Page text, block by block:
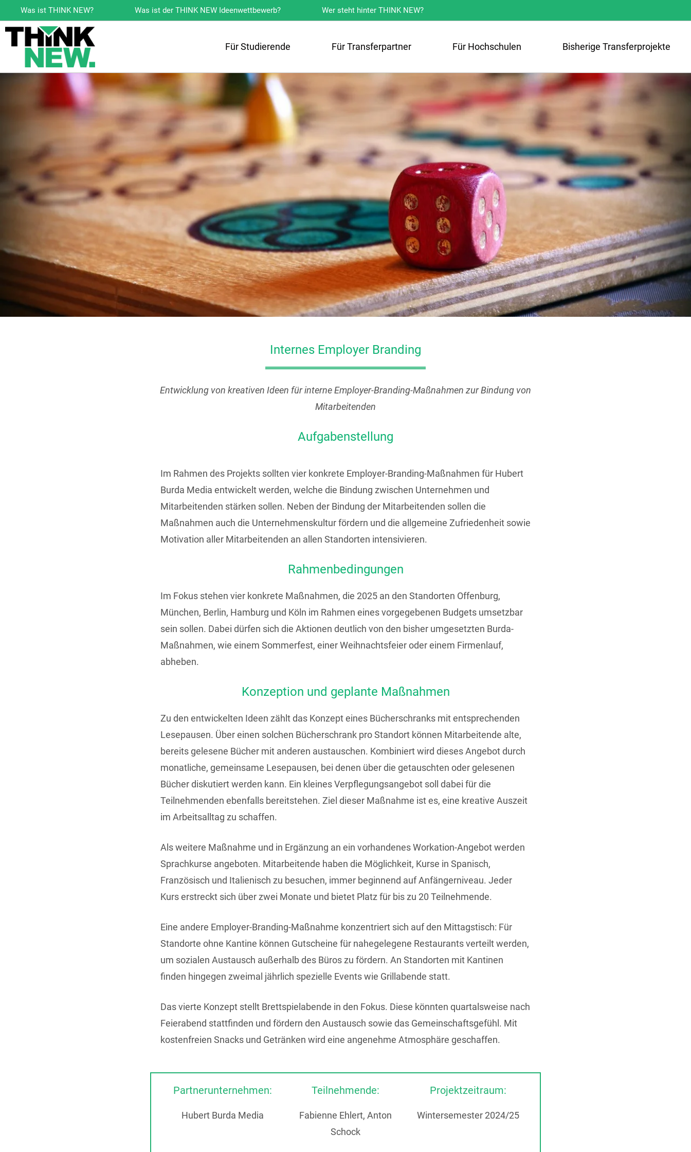
Inhalt
springen
Was ist THINK NEW? Was ist der THINK NEW Ideenwettbewerb? Wer steht hinter THINK NEW?
Für Studierende Für Transferpartner Für Hochschulen Bisherige Transferprojekte
Internes Employer Branding
Entwicklung von kreativen Ideen für interne Employer-Branding-Maßnahmen zur Bindung von
Mitarbeitenden
Aufgabenstellung
Im Rahmen des Projekts sollten vier konkrete Employer-Branding-Maßnahmen für Hubert
Burda Media entwickelt werden, welche die Bindung zwischen Unternehmen und
Mitarbeitenden stärken sollen. Neben der Bindung der Mitarbeitenden sollen die
Maßnahmen auch die Unternehmenskultur fördern und die allgemeine Zufriedenheit sowie
Motivation aller Mitarbeitenden an allen Standorten intensivieren.
Rahmenbedingungen
Im Fokus stehen vier konkrete Maßnahmen, die 2025 an den Standorten Offenburg,
München, Berlin, Hamburg und Köln im Rahmen eines vorgegebenen Budgets umsetzbar
sein sollen. Dabei dürfen sich die Aktionen deutlich von den bisher umgesetzten Burda-
Maßnahmen, wie einem Sommerfest, einer Weihnachtsfeier oder einem Firmenlauf,
abheben.
Konzeption und geplante Maßnahmen
Zu den entwickelten Ideen zählt das Konzept eines Bücherschranks mit entsprechenden
Lesepausen. Über einen solchen Bücherschrank pro Standort können Mitarbeitende alte,
bereits gelesene Bücher mit anderen austauschen. Kombiniert wird dieses Angebot durch
monatliche, gemeinsame Lesepausen, bei denen über die getauschten oder gelesenen
Bücher diskutiert werden kann. Ein kleines Verpflegungsangebot soll dabei für die
Teilnehmenden ebenfalls bereitstehen. Ziel dieser Maßnahme ist es, eine kreative Auszeit
im Arbeitsalltag zu schaffen.
Als weitere Maßnahme und in Ergänzung an ein vorhandenes Workation-Angebot werden
Sprachkurse angeboten. Mitarbeitende haben die Möglichkeit, Kurse in Spanisch,
Französisch und Italienisch zu besuchen, immer beginnend auf Anfängerniveau. Jeder
Kurs erstreckt sich über zwei Monate und bietet Platz für bis zu 20 Teilnehmende.
Eine andere Employer-Branding-Maßnahme konzentriert sich auf den Mittagstisch: Für
Standorte ohne Kantine können Gutscheine für nahegelegene Restaurants verteilt werden,
um sozialen Austausch außerhalb des Büros zu fördern. An Standorten mit Kantinen
finden hingegen zweimal jährlich spezielle Events wie Grillabende statt.
Das vierte Konzept stellt Brettspielabende in den Fokus. Diese könnten quartalsweise nach
Feierabend stattfinden und fördern den Austausch sowie das Gemeinschaftsgefühl. Mit
kostenfreien Snacks und Getränken wird eine angenehme Atmosphäre geschaffen.
Partnerunternehmen:
Hubert Burda Media
Teilnehmende:
Fabienne Ehlert, Anton
Schock
Projektzeitraum:
Wintersemester 2024/25